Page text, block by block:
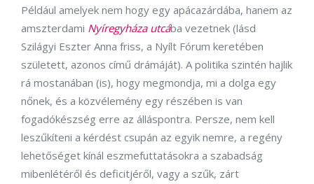
Például amelyek nem hogy egy apácazárdába, hanem az
amszterdami Nyíregyháza utcába vezetnek (lásd
Szilágyi Eszter Anna friss, a Nyílt Fórum keretében
született, azonos című drámáját). A politika szintén hajlik
rá mostanában (is), hogy megmondja, mi a dolga egy
nőnek, és a közvélemény egy részében is van
fogadókészség erre az álláspontra. Persze, nem kell
leszűkíteni a kérdést csupán az egyik nemre, a regény
lehetőséget kínál eszmefuttatásokra a szabadság
mibenlétéről és deficitjéről, vagy a szűk, zárt